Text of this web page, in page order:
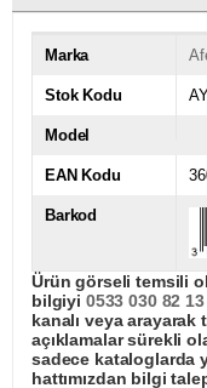
Marka
Stok Kodu
Model
EAN Kodu
Barkod
Ürün görseli temsili
bilgiyi 0533 030 82 13
kanalı veya
açıklamalar sürekli
sadece kataloglarda
hattımızdan bilgi